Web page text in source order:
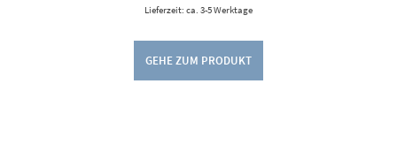
Lieferzeit: ca. 3-5 Werktage
GEHE ZUM PRODUKT